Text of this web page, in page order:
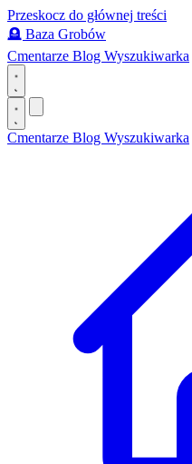
Przeskocz do głównej treści
🪦 Baza Grobów
Cmentarze Blog Wyszukiwarka
Cmentarze Blog Wyszukiwarka